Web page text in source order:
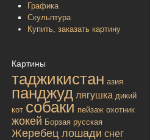
Графика
Скульптура
Купить, заказать картину
Картины
таджикистан азия
панджуд лягушка дикий
кот собаки пейзаж охотник
жокей Борзая русская
Жеребец лошади снег